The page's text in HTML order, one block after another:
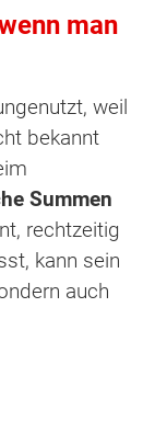
man
weil
bekannt
Summen
rechtzeitig
kann sein
auch